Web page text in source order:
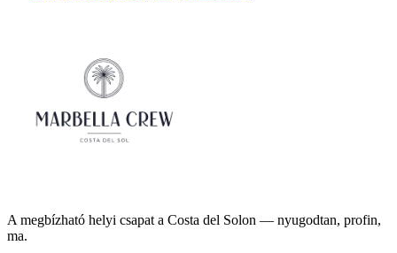
A megbízható helyi csapat a Costa del Solon — nyugodtan, profin,
ma.